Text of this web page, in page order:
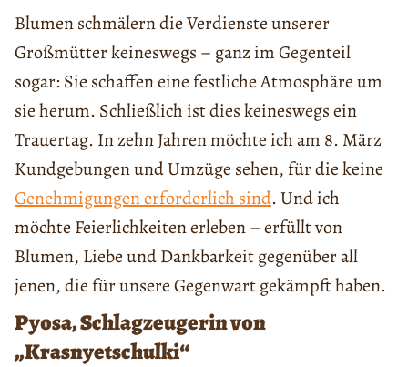
Blumen schmälern die Verdienste unserer
Großmütter keineswegs – ganz im Gegenteil
sogar: Sie schaffen eine festliche Atmosphäre um
sie herum. Schließlich ist dies keineswegs ein
Trauertag. In zehn Jahren möchte ich am 8. März
Kundgebungen und Umzüge sehen, für die keine
Genehmigungen erforderlich sind. Und ich
möchte Feierlichkeiten erleben – erfüllt von
Blumen, Liebe und Dankbarkeit gegenüber all
jenen, die für unsere Gegenwart gekämpft haben.
Pyosa, Schlagzeugerin von
„Krasnyetschulki“